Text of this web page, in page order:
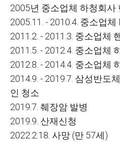
2005년 중소업체 하청회사
2005.11. - 2010.4. 중소업체
2011.2. - 2011.3. 중소업체
2011.5. - 2012.4. 중소업체
2012.8. - 2014.4. 중소업체
2014.9. - 2019.7. 삼성반도체
인 청소
2019.7. 췌장암 발병
2019.9. 산재신청
2022.2.18. 사망 (만 57세)